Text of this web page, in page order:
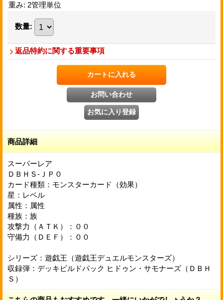
重み: 2管理単位
数量:
返品特約に関する重要事項
商品詳細
スーパーレア
ＤＢＨＳ-ＪＰ０
カード種類：モンスターカード（効果）
星：レベル
属性：属性
種族：族
攻撃力（ＡＴＫ）：００
守備力（ＤＥＦ）：００
シリーズ：遊戯王（遊戯王デュエルモンスターズ）
収録弾：デッキビルドパック ヒドゥン・サモナーズ（ＤＢＨ
Ｓ）